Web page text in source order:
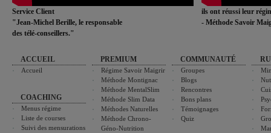
Service Client
"Jean-Michel Berille, le responsable
des télé-conseillers."
ils ont réussi leur
- Méthode Savoir
ACCUEIL
Accueil
COACHING
Menus régime
Liste de courses
Suivi des mensurations
PREMIUM
Régime Savoir Maigrir
Méthode Montignac
Méthode MentalSlim
Méthode Slim Data
Méthodes Naturelles
Méthode Chrono-
Géno-Nutrition
COMMUNAUTÉ
Groupes
Blogs
Rencontres
Bons plans
Témoignages
Quiz